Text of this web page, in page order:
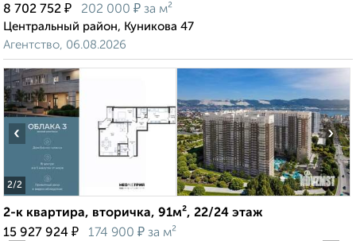
8 702 752 ₽ 202 000 ₽ за м²
Центральный район, Куникова 47
Агентство, 06.08.2026
2/2
‹ ›
2-к квартира, вторичка, 91м², 22/24 этаж
15 927 924 ₽ 174 900 ₽ за м²